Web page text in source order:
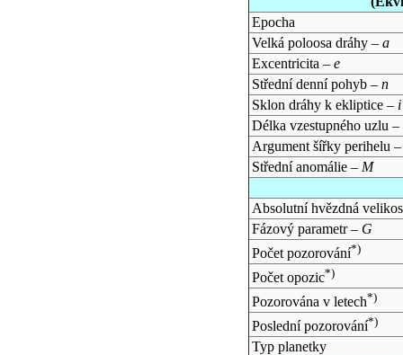
Epocha
Velká poloosa dráhy – a
Excentricita – e
Střední denní pohyb – n
Sklon dráhy k ekliptice – i
Délka vzestupného uzlu –
Argument šířky perihelu
Střední anomálie – M
Absolutní hvězdná
Fázový parametr – G
Počet pozorování*)
Počet opozic*)
Pozorována v letech*)
Poslední pozorování*)
Typ planetky